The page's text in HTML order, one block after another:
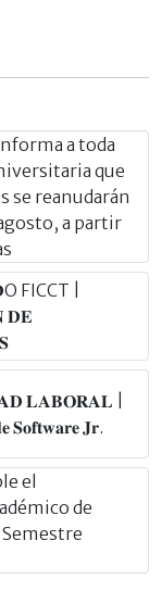
a toda
que
se reanudarán
a partir
FICCT |
𝐃𝐄
𝐋𝐀𝐁𝐎𝐑𝐀𝐋 |
𝐒𝐨𝐟𝐭𝐰𝐚𝐫𝐞 𝐉𝐫.
el
de